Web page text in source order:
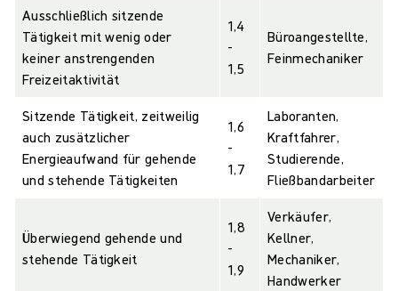
Ausschließlich sitzende
Tätigkeit mit wenig oder
keiner anstrengenden
Freizeitaktivität
1,4
-
1,5
Büroangestellte,
Feinmechaniker
Sitzende Tätigkeit, zeitweilig
auch zusätzlicher
Energieaufwand für gehende
und stehende Tätigkeiten
1,6
-
1,7
Laboranten,
Kraftfahrer,
Studierende,
Fließbandarbeiter
Überwiegend gehende und
stehende Tätigkeit
1,8
-
1,9
Verkäufer,
Kellner,
Mechaniker,
Handwerker